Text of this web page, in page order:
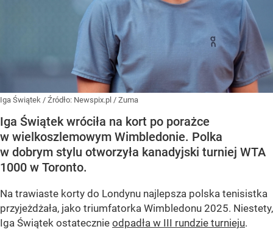
Iga Świątek / Źródło: Newspix.pl / Zuma
Iga Świątek wróciła na kort po porażce
w wielkoszlemowym Wimbledonie. Polka
w dobrym stylu otworzyła kanadyjski turniej WTA
1000 w Toronto.
Na trawiaste korty do Londynu najlepsza polska tenisistka
przyjeżdżała, jako triumfatorka Wimbledonu 2025. Niestety,
Iga Świątek ostatecznie odpadła w III rundzie turnieju.